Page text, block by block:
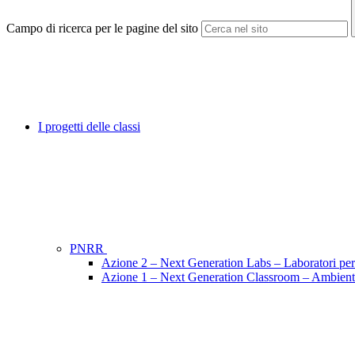
Campo di ricerca per le pagine del sito
I progetti delle classi
PNRR
Azione 2 – Next Generation Labs – Laboratori
Azione 1 – Next Generation Classroom –